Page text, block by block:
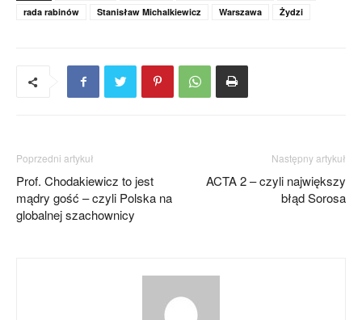
rada rabinów
Stanisław Michalkiewicz Warszawa Żydzi
Poprzedni artykuł
Prof. Chodakiewicz to jest
mądry gość – czyli Polska na
globalnej szachownicy
Następny artykuł
ACTA 2 – czyli największy
błąd Sorosa